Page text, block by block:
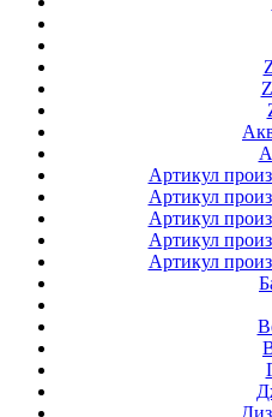
Артикул
Артикул
Артикул
Артикул
Артикул